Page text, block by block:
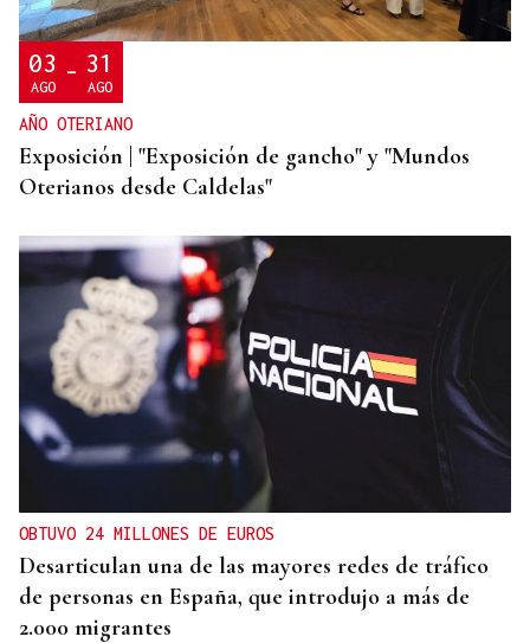
03
AGO - 31
AGO
AÑO OTERIANO
Exposición | "Exposición de gancho" y "Mundos
Oterianos desde Caldelas"
OBTUVO 24 MILLONES DE EUROS
Desarticulan una de las mayores redes de tráfico
de personas en España, que introdujo a más de
2.000 migrantes